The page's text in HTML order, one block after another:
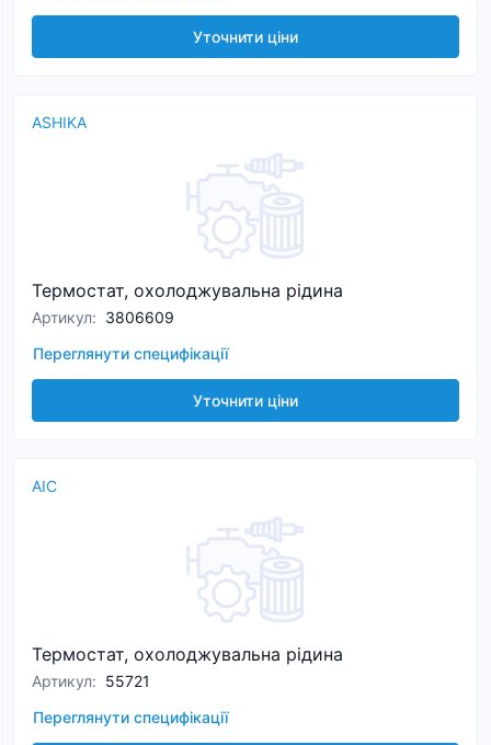
Уточнити ціни
ASHIKA
Термостат, охолоджувальна рідина
Артикул: 3806609
Переглянути специфікації
Уточнити ціни
AIC
Термостат, охолоджувальна рідина
Артикул: 55721
Переглянути специфікації